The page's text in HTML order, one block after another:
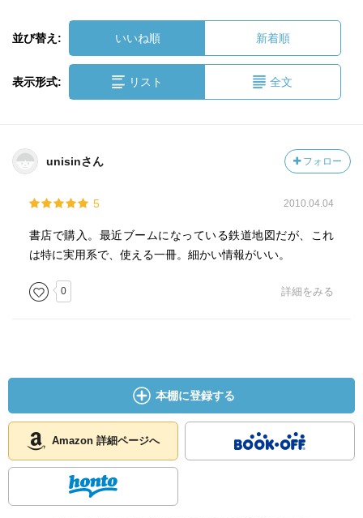
並び替え: いいね順 新着順
表示形式: リスト 全文
unisinさん フォロー
5 2010.04.04
書店で購入。最近ブームになっている鉄道地図だが、これ
は特に実用系で、使える一冊。細かい情報がいい。
0 詳細をみる
本棚に登録する
Amazon 詳細ページへ